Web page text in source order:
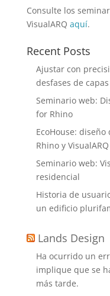
Consulte los
VisualARQ aquí.
Recent Posts
Ajustar con
desfases de capas
Seminario web:
for Rhino
EcoHouse:
Rhino y VisualARQ
Seminario web:
residencial
Historia de
un edificio
Lands Design
Ha ocurrido un
implique que se
más tarde.